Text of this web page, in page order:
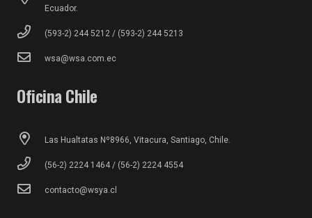
Ecuador.
(593-2) 244 5212 / (593-2) 244 5213
wsa@wsa.com.ec
Oficina Chile
Las Hualtatas Nº8966, Vitacura, Santiago, Chile.
(56-2) 2224 1464 / (56-2) 2224 4554
contacto@wsya.cl